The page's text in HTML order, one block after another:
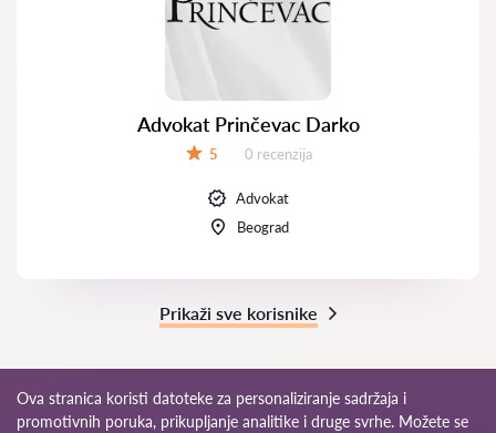
Advokat Prinčevac Darko
5 Recenzija:
0 recenzija
Advokat
Beograd
Prikaži sve korisnike
Ova stranica koristi datoteke za personaliziranje sadržaja i
promotivnih poruka, prikupljanje analitike i druge svrhe. Možete se